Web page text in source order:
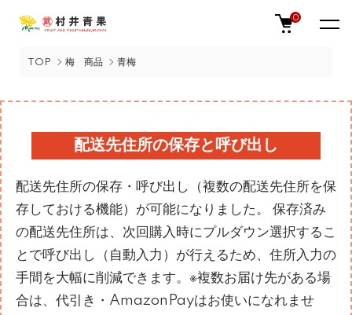
0
TOP 梅 商品 青梅
配送先住所の保存と呼び出し
配送先住所の保存・呼び出し（複数の配送先住所を保
存しておける機能）が可能になりました。 保存済み
の配送先住所は、次回購入時にプルダウン選択するこ
とで呼び出し（自動入力）が行えるため、住所入力の
手間を大幅に削減できます。※複数お届け先がある場
合は、代引き・AmazonPayはお使いになれませ